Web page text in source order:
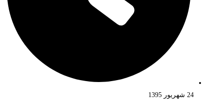
24 شهریور 1395